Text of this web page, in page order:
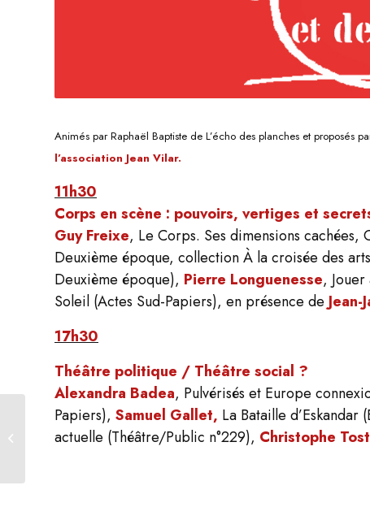
Animés parRaphaël Baptiste de L’écho des planches et proposés
l’association Jean Vilar.
11h30
Corps en scène : pouvoirs, vertiges et
Guy Freixe, Le Corps. Ses dimensions
Deuxième époque, collection À la croisée des
Deuxième époque), Pierre Longuenesse,
Soleil (Actes Sud-Papiers), en présence de
17h30
Théâtre politique / Théâtre social ?
Alexandra Badea, Pulvérisés et Europe
Papiers), Samuel Gallet, La Bataille d’Eskandar
actuelle (Théâtre/Public n°229), Christophe
Une journée avec Jack